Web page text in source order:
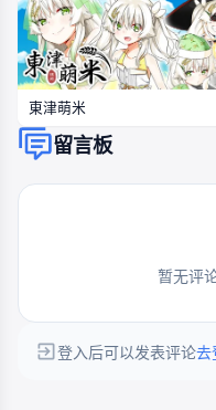
東津萌米
留言板
暂无评
登入后可以发表评论去